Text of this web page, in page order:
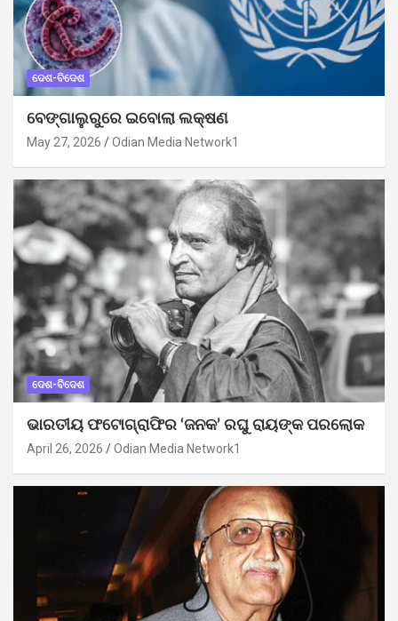
ଦେଶ-ବିଦେଶ
ବେଙ୍ଗାଲୁରୁରେ ଇବୋଲା ଲକ୍ଷଣ
May 27, 2026 Odian Media Network1
ଦେଶ-ବିଦେଶ
ଭାରତୀୟ ଫଟୋଗ୍ରାଫିର ‘ଜନକ’ ରଘୁ ରାୟଙ୍କ ପରଲୋକ
April 26, 2026 Odian Media Network1